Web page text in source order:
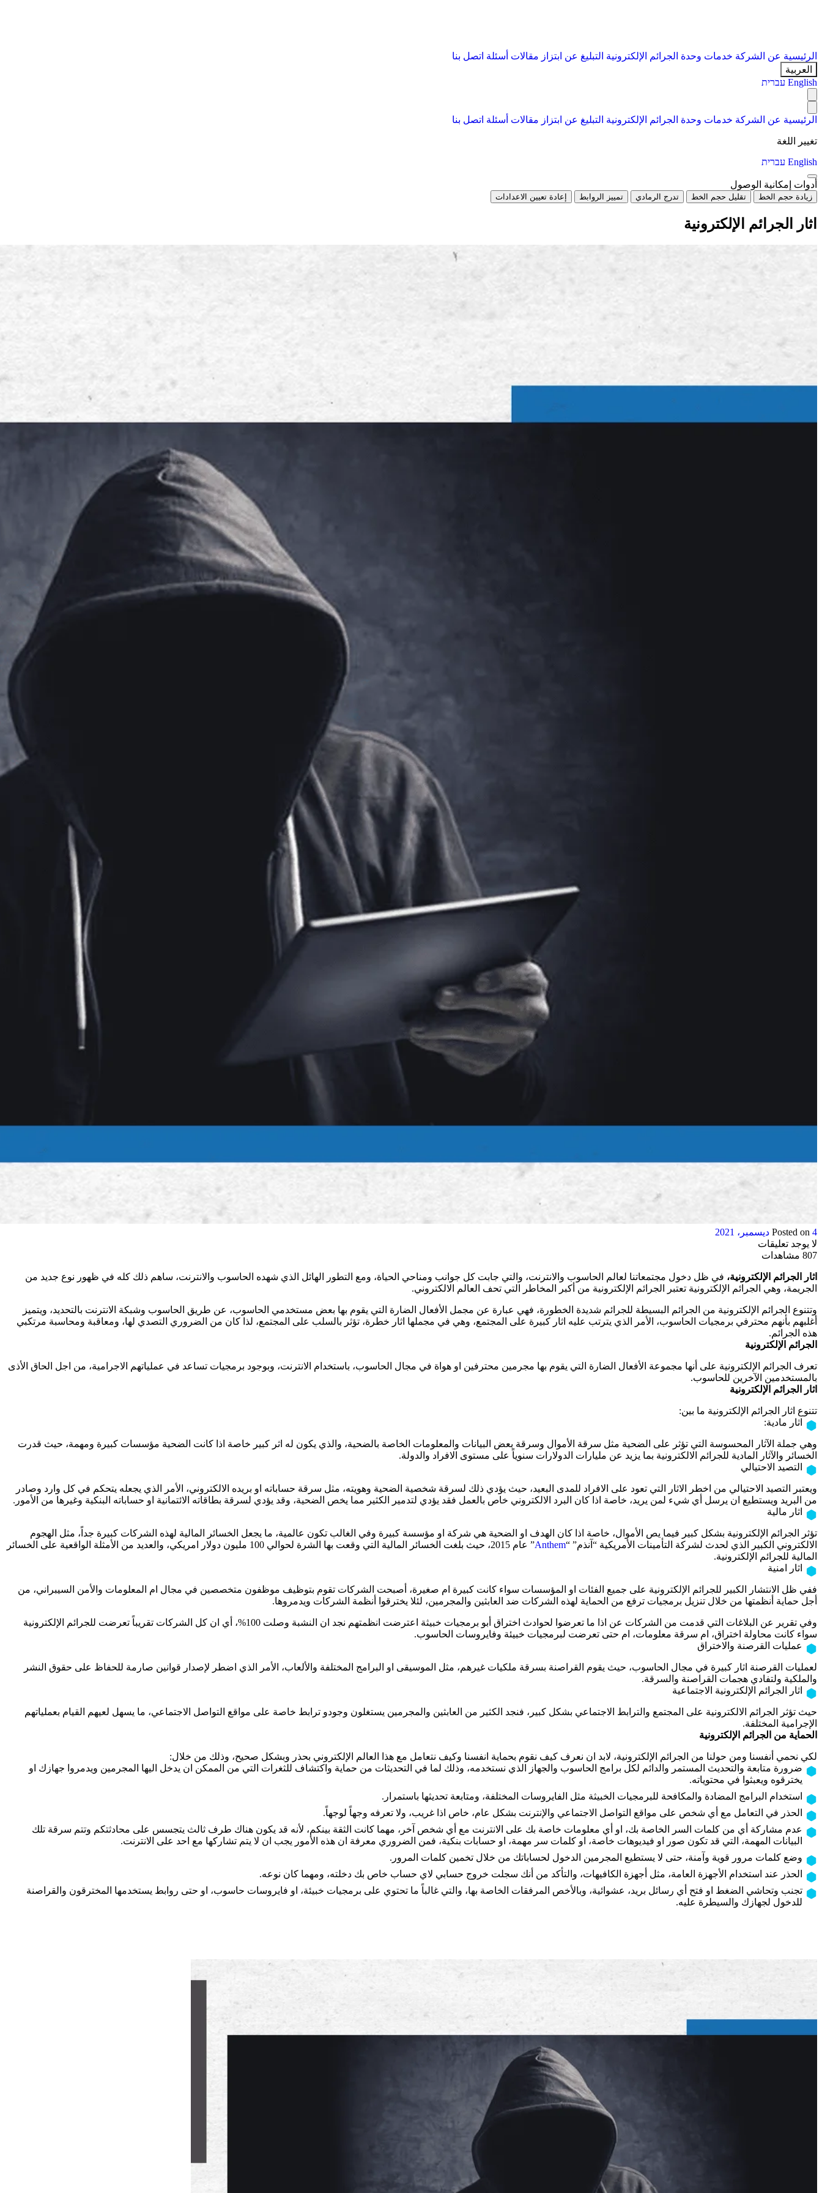
الرئيسية عن الشركة خدمات وحدة الجرائم الإلكترونية التبليغ عن ابتزاز مقالات أسئلة اتصل بنا
العربية
English עברית
الرئيسية عن الشركة خدمات وحدة الجرائم الإلكترونية التبليغ عن ابتزاز مقالات أسئلة اتصل بنا
تغيير اللغة
English עברית
أدوات إمكانية الوصول
زيادة حجم الخط تقليل حجم الخط تدرج الرمادي تمييز الروابط إعادة تعيين الاعدادات
اثار الجرائم الإلكترونية
Posted on 4 ديسمبر، 2021
لا يوجد تعليقات
807 مشاهدات
اثار الجرائم الإلكترونية، في ظل دخول مجتمعاتنا لعالم الحاسوب والانترنت، والتي جابت كل جوانب ومناحي الحياة، ومع التطور الهائل الذي شهده الحاسوب والانترنت، ساهم ذلك كله في ظهور نوع جديد من
الجريمة، وهي الجرائم الإلكترونية تعتبر الجرائم الإلكترونية من أكبر المخاطر التي تحف العالم الالكتروني.
وتتنوع الجرائم الإلكترونية من الجرائم البسيطة للجرائم شديدة الخطورة، فهي عبارة عن مجمل الأفعال الضارة التي يقوم بها بعض مستخدمي الحاسوب، عن طريق الحاسوب وشبكة الانترنت بالتحديد، ويتميز
أغلبهم بأنهم محترفي برمجيات الحاسوب، الأمر الذي يترتب عليه اثار كبيرة على المجتمع، وهي في مجملها اثار خطرة، تؤثر بالسلب على المجتمع، لذا كان من الضروري التصدي لها، ومعاقبة ومحاسبة مرتكبي
هذه الجرائم.
الجرائم الإلكترونية
تعرف الجرائم الإلكترونية على أنها مجموعة الأفعال الضارة التي يقوم بها مجرمين محترفين او هواة في مجال الحاسوب، باستخدام الانترنت، وبوجود برمجيات تساعد في عملياتهم الاجرامية، من اجل الحاق الأذى
بالمستخدمين الآخرين للحاسوب.
اثار الجرائم الإلكترونية
تتنوع اثار الجرائم الإلكترونية ما بين:
اثار مادية:
وهي جملة الآثار المحسوسة التي تؤثر على الضحية مثل سرقة الأموال وسرقة بعض البيانات والمعلومات الخاصة بالضحية، والذي يكون له اثر كبير خاصة اذا كانت الضحية مؤسسات كبيرة ومهمة، حيث قدرت
الخسائر والآثار المادية للجرائم الالكترونية بما يزيد عن مليارات الدولارات سنوياً على مستوى الافراد والدولة.
التصيد الاحتيالي
ويعتبر التصيد الاحتيالي من اخطر الاثار التي تعود على الافراد للمدى البعيد، حيث يؤدي ذلك لسرقة شخصية الضحية وهويته، مثل سرقة حساباته او بريده الالكتروني، الأمر الذي يجعله يتحكم في كل وارد وصادر
من البريد ويستطيع ان يرسل أي شيء لمن يريد، خاصة اذا كان البرد الالكتروني خاص بالعمل فقد يؤدي لتدمير الكثير مما يخص الضحية، وقد يؤدي لسرقة بطاقاته الائتمانية او حساباته البنكية وغيرها من الأمور.
اثار مالية
تؤثر الجرائم الإلكترونية بشكل كبير فيما يص الأموال، خاصة اذا كان الهدف او الضحية هي شركة او مؤسسة كبيرة وفي الغالب تكون عالمية، ما يجعل الخسائر المالية لهذه الشركات كبيرة جداً، مثل الهجوم
الالكتروني الكبير الذي لحدث لشركة التأمينات الأمريكية “آنذم” “Anthem
” عام 2015، حيث بلغت الخسائر المالية التي وقعت بها الشرة لحوالي 100 مليون دولار امريكي، والعديد من الأمثلة الواقعية على الخسائر
المالية للجرائم الإلكترونية.
اثار امنية
ففي ظل الانتشار الكبير للجرائم الإلكترونية على جميع الفئات او المؤسسات سواء كانت كبيرة ام صغيرة، أصبحت الشركات تقوم بتوظيف موظفون متخصصين في مجال ام المعلومات والأمن السيبراني، من
أجل حماية أنظمتها من خلال تنزيل برمجيات ترفع من الحماية لهذه الشركات ضد العابثين والمجرمين، لئلا يخترقوا أنظمة الشركات ويدمروها.
وفي تقرير عن البلاغات التي قدمت من الشركات عن اذا ما تعرضوا لحوادث اختراق أبو برمجيات خبيثة اعترضت انظمتهم نجد ان النشبة وصلت 100%، أي ان كل الشركات تقريباً تعرضت للجرائم الإلكترونية
سواء كانت محاولة اختراق، ام سرقة معلومات، ام حتى تعرضت لبرمجيات خبيئة وفايروسات الحاسوب.
عمليات القرصنة والاختراق
لعمليات القرصنة اثار كبيرة في مجال الحاسوب، حيث يقوم القراصنة بسرقة ملكيات غيرهم، مثل الموسيقى او البرامج المختلفة والألعاب، الأمر الذي اضطر لإصدار قوانين صارمة للحفاظ على حقوق النشر
والملكية ولتفادي هجمات القراصنة والسرقة.
اثار الجرائم الإلكترونية الاجتماعية
حيث تؤثر الجرائم الالكترونية على المجتمع والترابط الاجتماعي بشكل كبير، فنجد الكثير من العابثين والمجرمين يستغلون وجودو ترابط خاصة على مواقع التواصل الاجتماعي، ما يسهل لعيهم القيام بعملياتهم
الإجرامية المختلفة.
الحماية من الجرائم الإلكترونية
لكي نحمي أنفسنا ومن حولنا من الجرائم الإلكترونية، لابد ان نعرف كيف نقوم بحماية انفسنا وكيف نتعامل مع هذا العالم الإلكتروني بحذر وبشكل صحيح، وذلك من خلال:
ضرورة متابعة والتحديث المستمر والدائم لكل برامج الحاسوب والجهاز الذي نستخدمه، وذلك لما في التحديثات من حماية واكتشاف للثغرات التي من الممكن ان يدخل اليها المجرمين ويدمروا جهازك او
يخترقوه ويعبثوا في محتوياته.
استخدام البرامج المضادة والمكافحة للبرمجيات الخبيثة مثل الفايروسات المختلفة، ومتابعة تحديثها باستمرار.
الحذر في التعامل مع أي شخص على مواقع التواصل الاجتماعي والإنترنت بشكل عام، خاص اذا غريب، ولا تعرفه وجهاً لوجهاً.
عدم مشاركة أي من كلمات السر الخاصة بك، او أي معلومات خاصة بك على الانترنت مع أي شخص آخر، مهما كانت الثقة بينكم، لأنه قد يكون هناك طرف ثالث يتجسس على محادثتكم وتتم سرقة تلك
البيانات المهمة، التي قد تكون صور او فيديوهات خاصة، او كلمات سر مهمة، او حسابات بنكية، فمن الضروري معرفة ان هذه الأمور يجب ان لا يتم تشاركها مع احد على الانترنت.
وضع كلمات مرور قوية وآمنة، حتى لا يستطيع المجرمين الدخول لحساباتك من خلال تخمين كلمات المرور.
الحذر عند استخدام الأجهزة العامة، مثل أجهزة الكافيهات، والتأكد من أنك سجلت خروج حسابي لاي حساب خاص بك دخلته، ومهما كان نوعه.
تجنب وتحاشي الضغط او فتح أي رسائل بريد، عشوائية، وبالأخص المرفقات الخاصة بها، والتي غالباً ما تحتوي على برمجيات خبيئة، او فايروسات حاسوب، او حتى روابط يستخدمها المخترقون والقراصنة
للدخول لجهازك والسيطرة عليه.